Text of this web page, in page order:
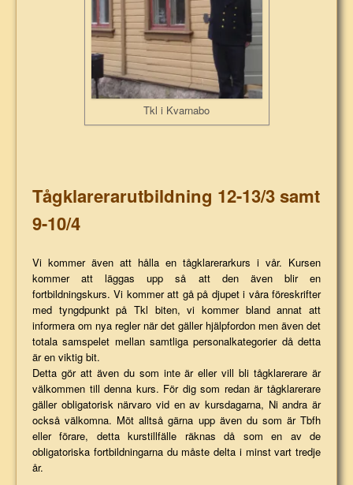
Tkl i Kvarnabo
Tågklarerarutbildning 12-13/3 samt
9-10/4
Vi kommer även att hålla en tågklarerarkurs i vår. Kursen
kommer att läggas upp så att den även blir en
fortbildningskurs. Vi kommer att gå på djupet i våra föreskrifter
med tyngdpunkt på Tkl biten, vi kommer bland annat att
informera om nya regler när det gäller hjälpfordon men även det
totala samspelet mellan samtliga personalkategorier då detta
är en viktig bit.
Detta gör att även du som inte är eller vill bli tågklarerare är
välkommen till denna kurs. För dig som redan är tågklarerare
gäller obligatorisk närvaro vid en av kursdagarna, Ni andra är
också välkomna. Möt alltså gärna upp även du som är Tbfh
eller förare, detta kurstillfälle räknas då som en av de
obligatoriska fortbildningarna du måste delta i minst vart tredje
år.